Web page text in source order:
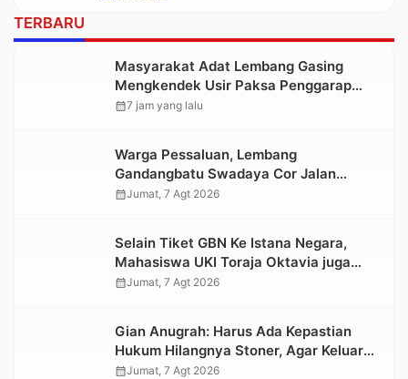
TERBARU
Masyarakat Adat Lembang Gasing
Mengkendek Usir Paksa Penggarap
yang Rusak Kawasan Hutan
calendar_month7 jam yang lalu
Warga Pessaluan, Lembang
Gandangbatu Swadaya Cor Jalan
Kabupaten
calendar_monthJumat, 7 Agt 2026
Selain Tiket GBN Ke Istana Negara,
Mahasiswa UKI Toraja Oktavia juga
Lolos ke Pekan Seni Mahasiswa
calendar_monthJumat, 7 Agt 2026
Gian Anugrah: Harus Ada Kepastian
Hukum Hilangnya Stoner, Agar Keluarga
tidak Larut dalam Trauma dan
calendar_monthJumat, 7 Agt 2026